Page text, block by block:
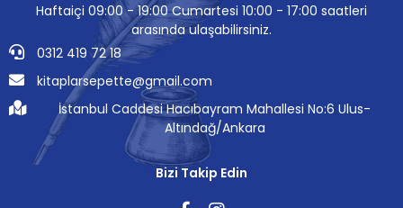
Haftaiçi 09:00 - 19:00 Cumartesi 10:00 - 17:00 saatleri
arasında ulaşabilirsiniz.
0312 419 72 18
kitaplarsepette@gmail.com
İstanbul Caddesi Hacıbayram Mahallesi No:6 Ulus-
Altındağ/Ankara
Bizi Takip Edin